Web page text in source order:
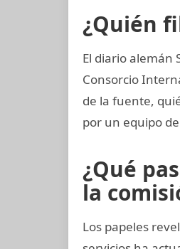
¿Quién
El diario alemán
Consorcio
de la fuente,
por un equipo
¿Qué
la
Los papeles